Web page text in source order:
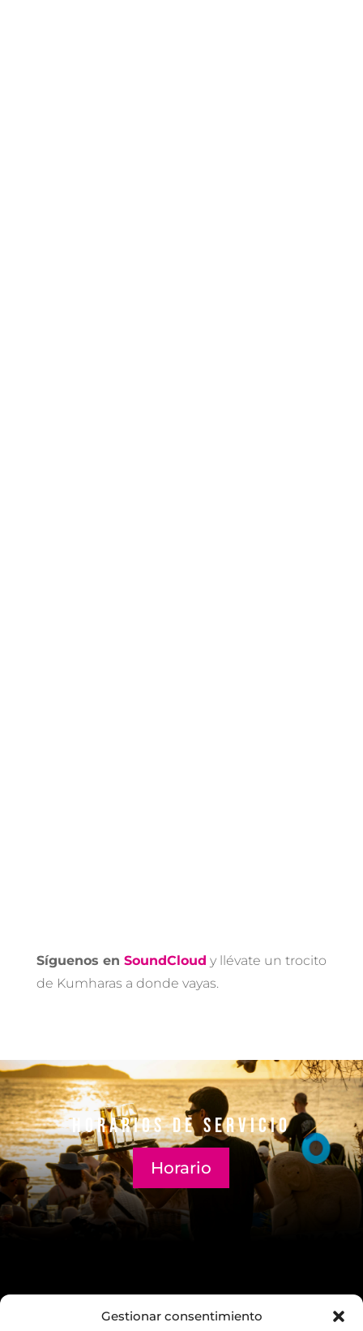
Gestionar consentimiento
Síguenos en SoundCloud y llévate un trocito
de Kumharas a donde vayas.
Horarios de servicio
Horario